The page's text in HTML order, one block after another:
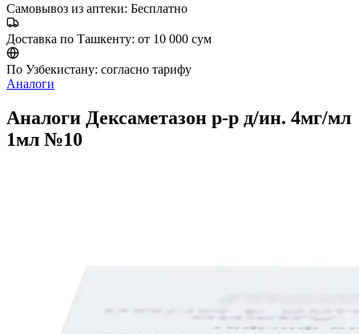
Самовывоз из аптеки: Бесплатно
Доставка по Ташкенту: от 10 000 сум
По Узбекистану: согласно тарифу
Аналоги
Аналоги Дексаметазон р-р д/ин. 4мг/мл
1мл №10